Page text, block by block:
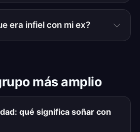
era infiel con mi ex?
más amplio
qué significa soñar con